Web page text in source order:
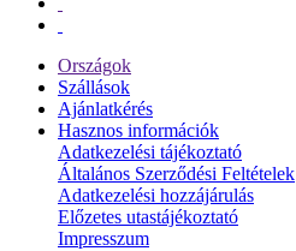
Országok
Szállások
Ajánlatkérés
Hasznos információk
Adatkezelési tájékoztató
Általános Szerződési Feltételek
Adatkezelési hozzájárulás
Előzetes utastájékoztató
Impresszum